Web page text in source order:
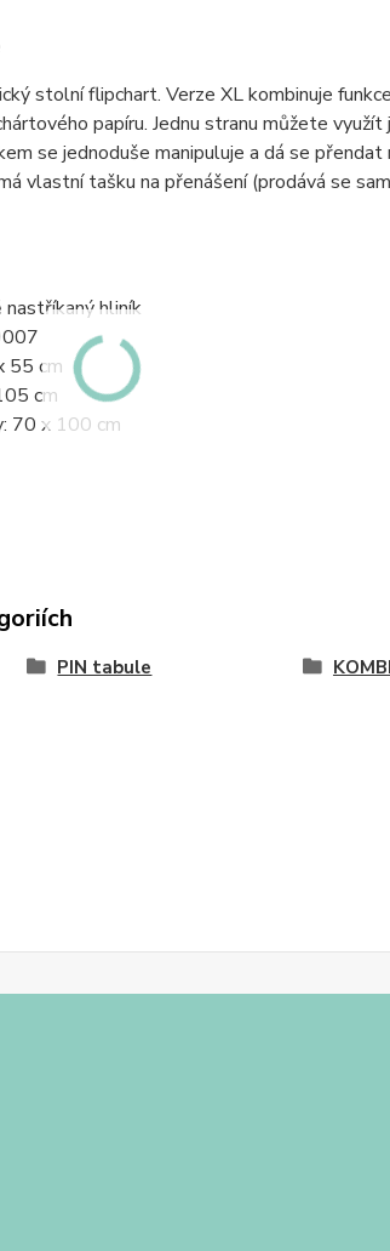
stolní flipchart. Verze XL kombinuje
papíru. Jednu stranu můžete
se jednoduše manipuluje a dá se
vlastní tašku na přenášení (prodává se
hliník
55 cm
cm
70 x 100 cm
PIN tabule